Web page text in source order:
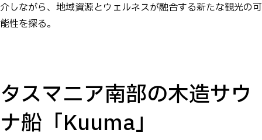
介しながら、地域資源とウェルネスが融合する新たな観光の可
能性を探る。
タスマニア南部の木造サウ
ナ船「Kuuma」